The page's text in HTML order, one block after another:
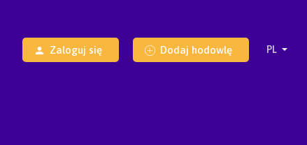
Zaloguj się Dodaj hodowlę